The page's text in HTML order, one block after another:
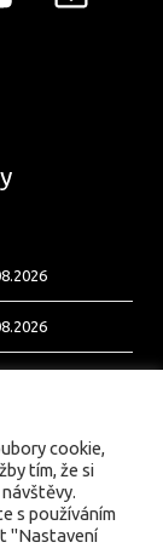
cookie,
tím, že si
s používáním
"Nastavení